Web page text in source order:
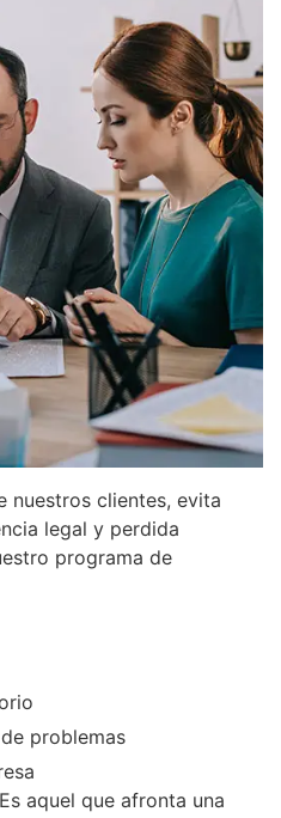
nuestros clientes, evita
legal y perdida
programa de
problemas​
Es aquel que afronta una